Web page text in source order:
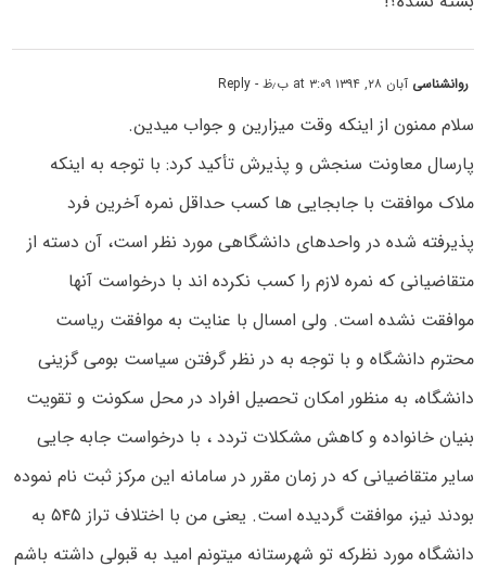
روانشناسی آبان ۲۸, ۱۳۹۴ at ۳:۰۹ ب٫ظ - Reply
سلام ممنون از اینکه وقت میزارین و جواب میدین.
پارسال معاونت سنجش و پذیرش تأکید کرد: با توجه به اینکه
ملاک موافقت با جابجایی ها کسب حداقل نمره آخرین فرد
پذیرفته شده در واحدهای دانشگاهی مورد نظر است، آن دسته از
متقاضیانی که نمره لازم را کسب نکرده اند با درخواست آنها
موافقت نشده است. ولی امسال با عنایت به موافقت ریاست
محترم دانشگاه و با توجه به در نظر گرفتن سیاست بومی گزینی
دانشگاه، به منظور امکان تحصیل افراد در محل سکونت و تقویت
بنیان خانواده و کاهش مشکلات تردد ، با درخواست جابه جایی
سایر متقاضیانی که در زمان مقرر در سامانه این مرکز ثبت نام نموده
بودند نیز، موافقت گردیده است. یعنی من با اختلاف تراز ۵۴۵ به
دانشگاه مورد نظرکه تو شهرستانه میتونم امید به قبولی داشته باشم